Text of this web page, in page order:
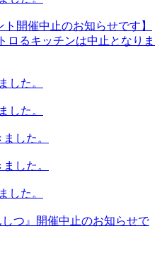
ト開催中止のお知らせです】
ロるキッチンは中止となりま
した。
した。
した。
した。
した。
つ』開催中止のお知らせで